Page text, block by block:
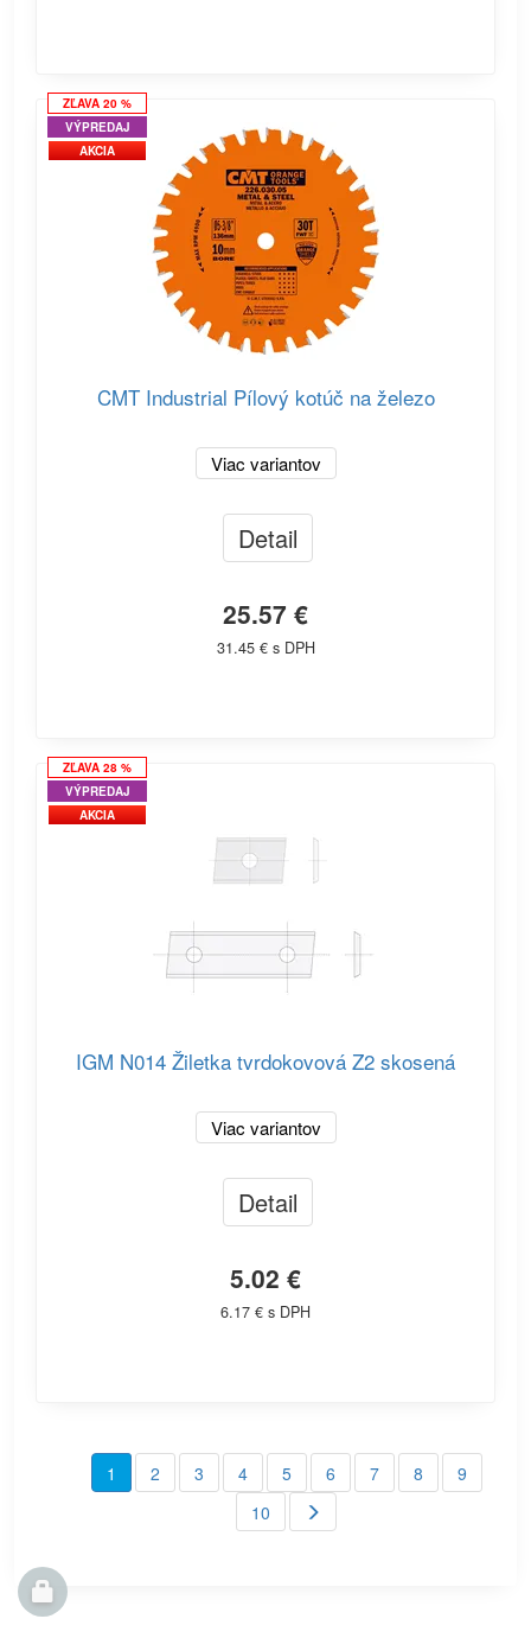
ZĽAVA 20 %
VÝPREDAJ
AKCIA
CMT Industrial Pílový kotúč na železo
Viac variantov
Detail
25.57 €
31.45 € s DPH
ZĽAVA 28 %
VÝPREDAJ
AKCIA
IGM N014 Žiletka tvrdokovová Z2 skosená
Viac variantov
Detail
5.02 €
6.17 € s DPH
1 2 3 4 5 6 7 8
9
10